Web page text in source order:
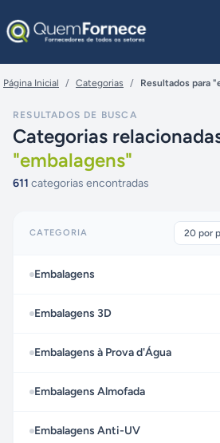
Página Inicial / Categorias / Resultados para
RESULTADOS DE BUSCA
Categorias
"embalagens"
611 categorias encontradas
CATEGORIA
Embalagens
Embalagens 3D
Embalagens à Prova d'Água
Embalagens Almofada
Embalagens Anti-UV